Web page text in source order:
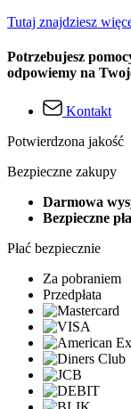
Tutaj znajdziesz
Potrzebujesz
odpowiemy na
Kontakt
Potwierdzona jakość
Bezpieczne zakupy
Darmowa
Bezpieczne
Płać bezpiecznie
Za pobraniem
Przedpłata